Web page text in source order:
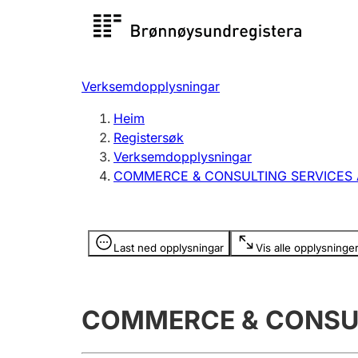
Registersøk
Registrere, endre, slette
Verksemdopplysningar
Heim
Registersøk
Verksemdopplysningar
COMMERCE & CONSULTING SERVICES
Last ned opplysningar Vis alle opplysninger
Opplysninger er skjult
COMMERCE &